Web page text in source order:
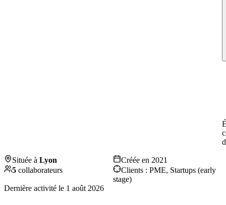
Située à Lyon Créée en 2021
5 collaborateurs Clients : PME, Startups (early
stage)
Dernière activité le 1 août 2026